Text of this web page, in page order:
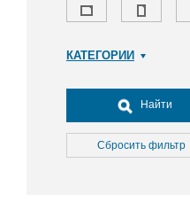
КАТЕГОРИИ
Досуг, туризм и отдых
Культура
Медицина
Найти
Сбросить фильтр